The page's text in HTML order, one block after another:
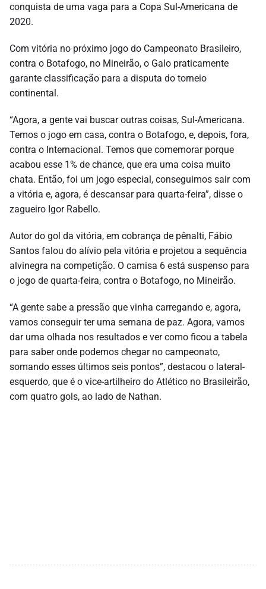
conquista de uma vaga para a Copa Sul-Americana de
2020.
Com vitória no próximo jogo do Campeonato Brasileiro,
contra o Botafogo, no Mineirão, o Galo praticamente
garante classificação para a disputa do torneio
continental.
“Agora, a gente vai buscar outras coisas, Sul-Americana.
Temos o jogo em casa, contra o Botafogo, e, depois, fora,
contra o Internacional. Temos que comemorar porque
acabou esse 1% de chance, que era uma coisa muito
chata. Então, foi um jogo especial, conseguimos sair com
a vitória e, agora, é descansar para quarta-feira”, disse o
zagueiro Igor Rabello.
Autor do gol da vitória, em cobrança de pênalti, Fábio
Santos falou do alívio pela vitória e projetou a sequência
alvinegra na competição. O camisa 6 está suspenso para
o jogo de quarta-feira, contra o Botafogo, no Mineirão.
“A gente sabe a pressão que vinha carregando e, agora,
vamos conseguir ter uma semana de paz. Agora, vamos
dar uma olhada nos resultados e ver como ficou a tabela
para saber onde podemos chegar no campeonato,
somando esses últimos seis pontos”, destacou o lateral-
esquerdo, que é o vice-artilheiro do Atlético no Brasileirão,
com quatro gols, ao lado de Nathan.